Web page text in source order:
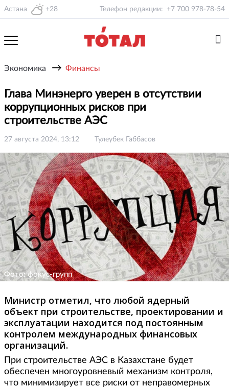
Астана +28 Телефон редакции: +7 700 978-78-54
Экономика → Финансы
Глава Минэнерго уверен в отсутствии
коррупционных рисков при
строительстве АЭС
27 августа 2024, 13:12 Тулеубек Габбасов
Фото: фокус-групп
Министр отметил, что любой ядерный
объект при строительстве, проектировании и
эксплуатации находится под постоянным
контролем международных финансовых
организаций.
При строительстве АЭС в Казахстане будет
обеспечен многоуровневый механизм контроля,
что минимизирует все риски от неправомерных